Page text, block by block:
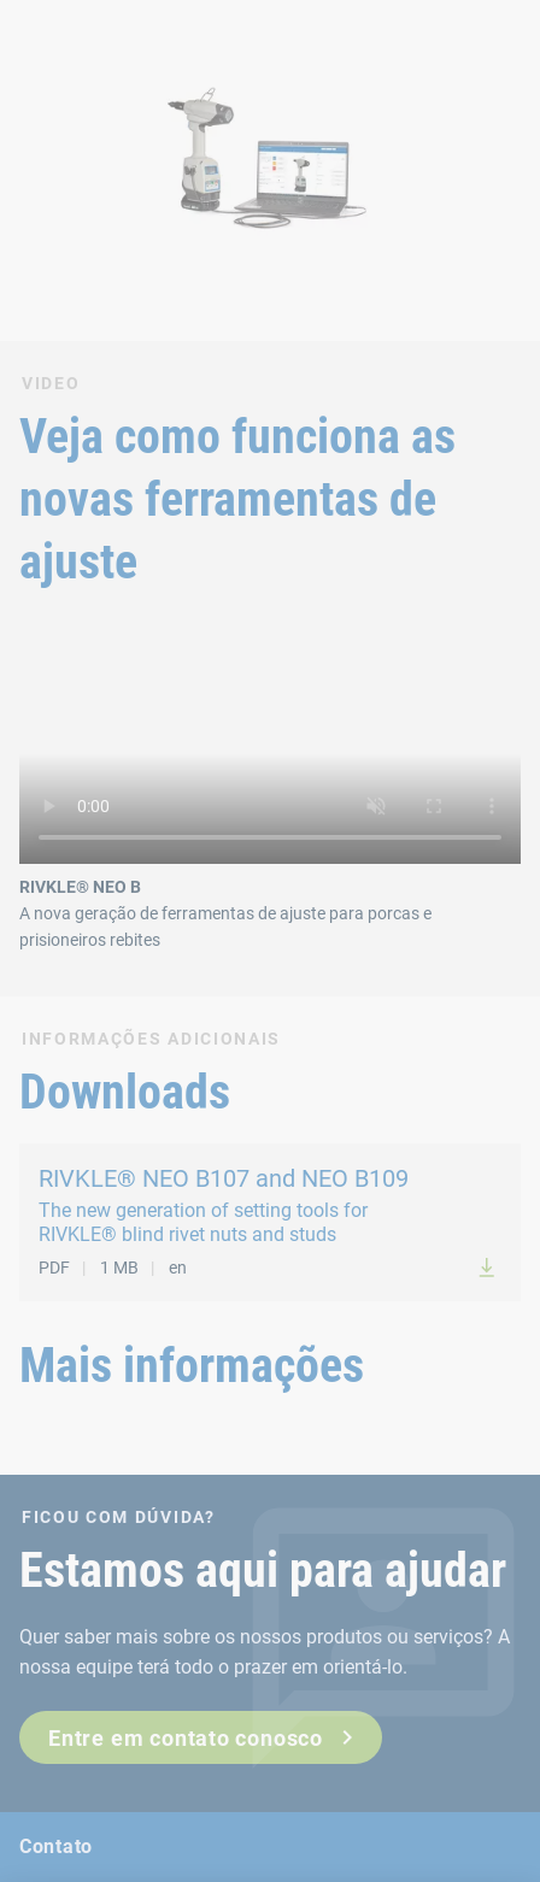
VIDEO
Veja como funciona as
novas ferramentas de
ajuste
RIVKLE® NEO B
A nova geração de ferramentas de ajuste para porcas e
prisioneiros rebites
INFORMAÇÕES ADICIONAIS
Downloads
RIVKLE® NEO B107 and NEO B109
The new generation of setting tools for
RIVKLE® blind rivet nuts and studs
PDF 1 MB en
Mais informações
FICOU COM DÚVIDA?
Estamos aqui para ajudar
Quer saber mais sobre os nossos produtos ou serviços? A
nossa equipe terá todo o prazer em orientá-lo.
Entre em contato conosco
Contato